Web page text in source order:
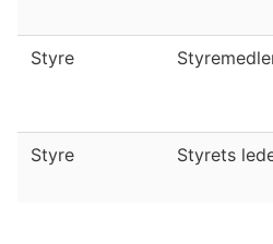
Styre
Styre Styrets